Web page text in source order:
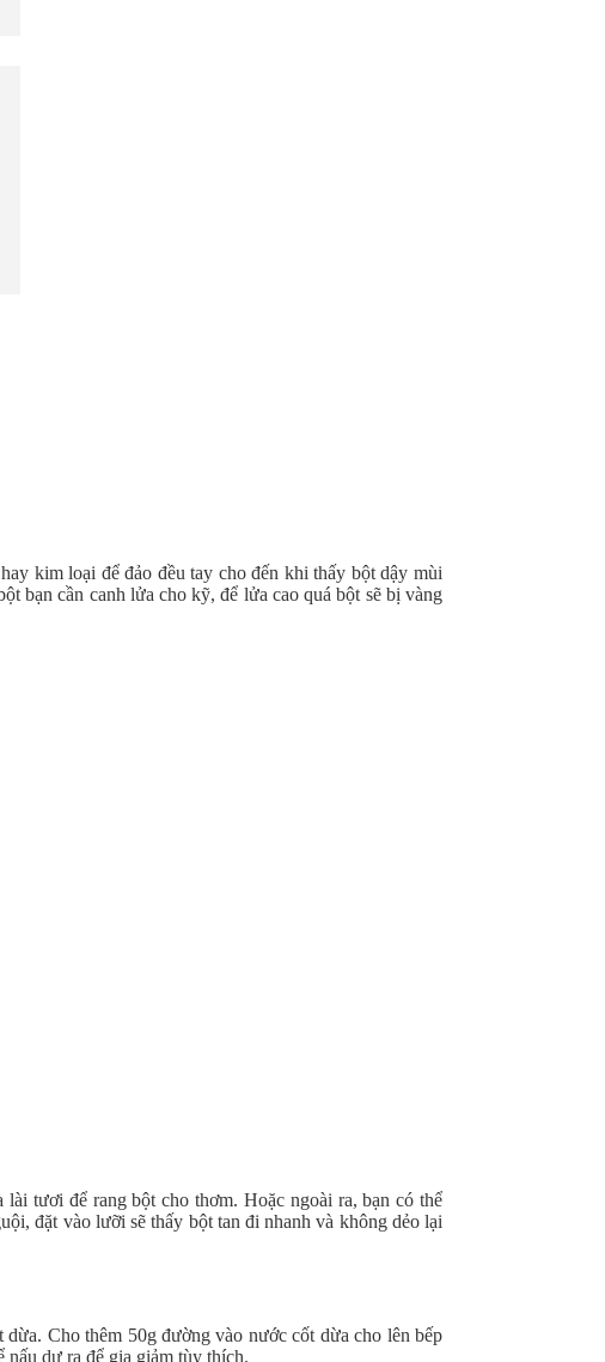
kim loại để đảo đều tay cho đến khi thấy bột dậy mùi
bạn cần canh lửa cho kỹ, để lửa cao quá bột sẽ bị vàng
tươi để rang bột cho thơm. Hoặc ngoài ra, bạn có thể
đặt vào lưỡi sẽ thấy bột tan đi nhanh và không dẻo lại
Cho thêm 50g đường vào nước cốt dừa cho lên bếp
dư ra để gia giảm tùy thích.